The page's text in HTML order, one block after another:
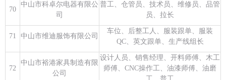
70
中山市科卓尔电器有限公
司
普工、仓管员、技术员、维修员、品管
员、拉长
71 中山市维迪服饰有限公司
车位、后整工人、服装跟单、服装
QC、英文跟单、生产线组长
72
中山市裕港家具制造有限
公司
设计人员、销售经理、开料师傅、木工
师傅、CNC操作工、油漆师傅、油磨